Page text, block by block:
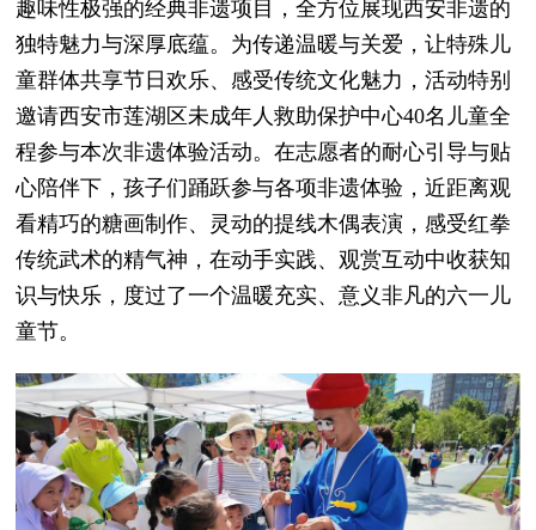
趣味性极强的经典非遗项目，全方位展现西安非遗的
独特魅力与深厚底蕴。为传递温暖与关爱，让特殊儿
童群体共享节日欢乐、感受传统文化魅力，活动特别
邀请西安市莲湖区未成年人救助保护中心40名儿童全
程参与本次非遗体验活动。在志愿者的耐心引导与贴
心陪伴下，孩子们踊跃参与各项非遗体验，近距离观
看精巧的糖画制作、灵动的提线木偶表演，感受红拳
传统武术的精气神，在动手实践、观赏互动中收获知
识与快乐，度过了一个温暖充实、意义非凡的六一儿
童节。